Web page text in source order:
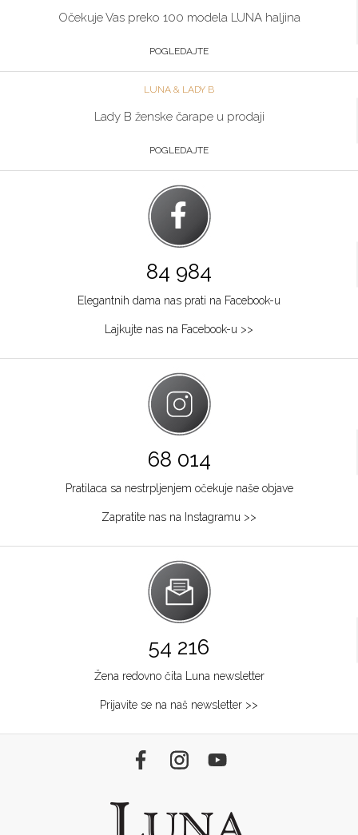
Očekuje Vas preko 100 modela LUNA haljina
POGLEDAJTE
LUNA & LADY B
Lady B ženske čarape u prodaji
POGLEDAJTE
84 984
Elegantnih dama nas prati na Facebook-u
Lajkujte nas na Facebook-u >>
68 014
Pratilaca sa nestrpljenjem očekuje naše objave
Zapratite nas na Instagramu >>
54 216
Žena redovno čita Luna newsletter
Prijavite se na naš newsletter >>